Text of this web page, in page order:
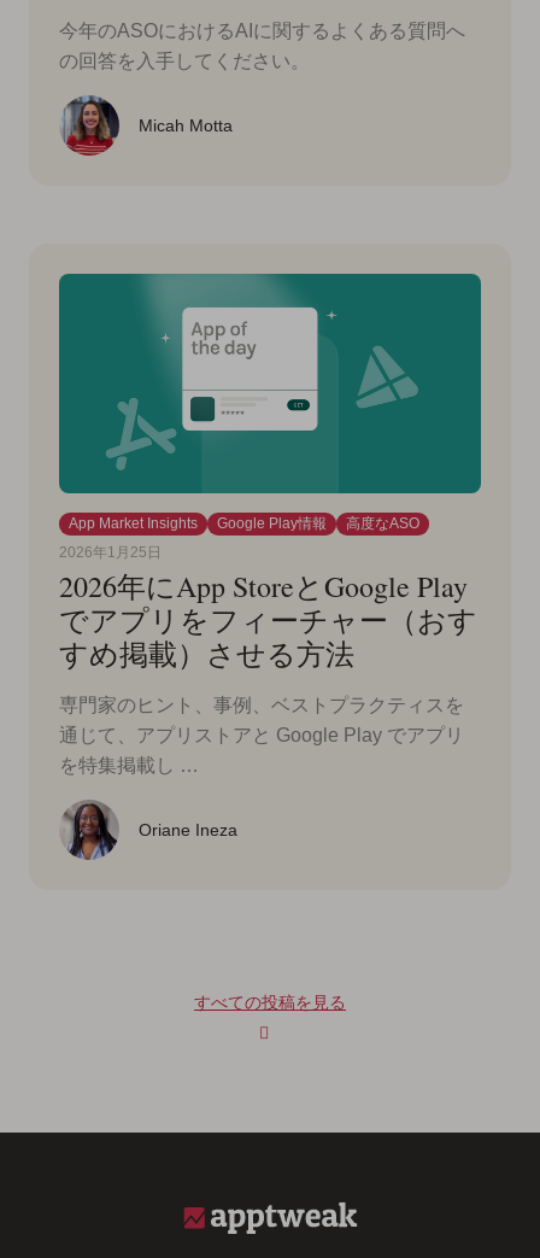
今年のASOにおけるAIに関するよくある質問へ
の回答を入手してください。
Micah Motta
App Market Insights Google Play情報
高度なASO
2026年1月25日
2026年にApp StoreとGoogle Play
でアプリをフィーチャー（おす
すめ掲載）させる方法
専門家のヒント、事例、ベストプラクティスを
通じて、アプリストアと Google Play でアプリ
を特集掲載し …
Oriane Ineza
すべての投稿を見る